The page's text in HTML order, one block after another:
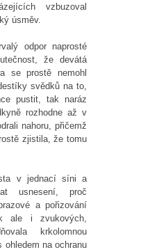
vzbuzoval
úsměv.
odpor naprosté
že devátá
se prostě nemohl
svědků na to,
pustit, tak naráz
rozhodne až v
nahoru, přičemž
zjistila, že tomu
v jednací síni a
usnesení, proč
a pořizování
ale i zvukových,
krkolomnou
na ochranu